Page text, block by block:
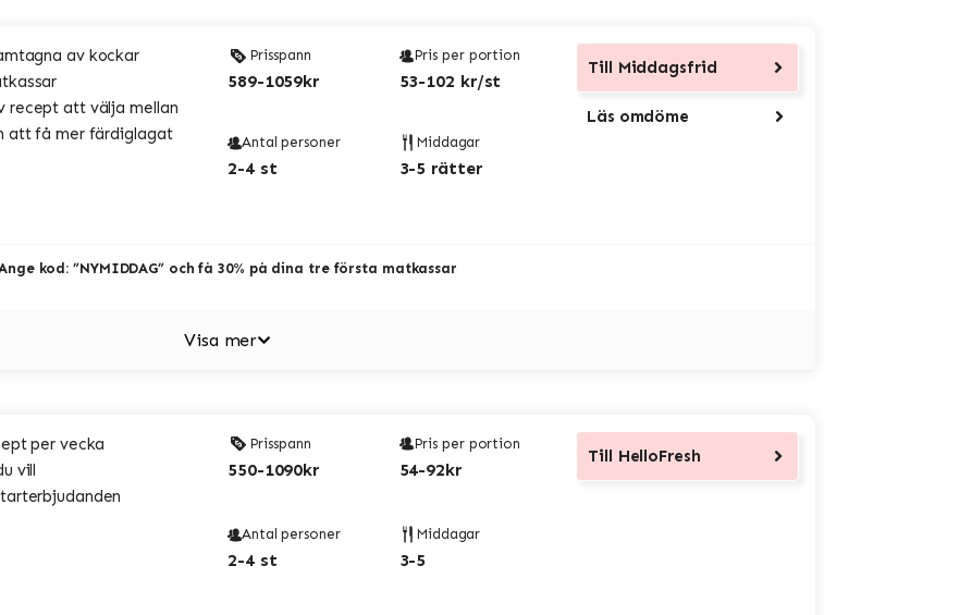
av kockar
recept att välja mellan
att få mer färdiglagat
Prisspann
589-1059kr
Pris per portion
53-102 kr/st
Antal personer
2-4 st
Middagar
3-5 rätter
Till Middagsfrid
Läs omdöme
kod: ”NYMIDDAG” och få 30% på dina tre första matkassar
Visa mer
per vecka
vill
Prisspann
550-1090kr
Pris per portion
54-92kr
Antal personer
2-4 st
Middagar
3-5
Till HelloFresh